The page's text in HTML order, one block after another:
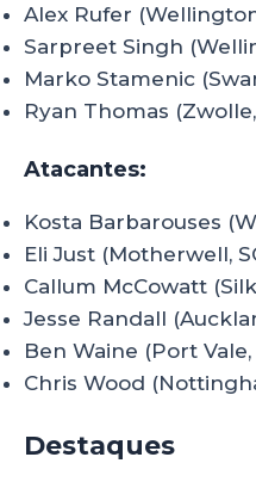
Alex Rufer
Sarpreet Singh
Marko Stamenic
Ryan Thomas
Atacantes:
Kosta Barbarouses
Eli Just (Motherwell,
Callum McCowatt
Jesse Randall
Ben Waine (Port Vale,
Chris Wood
Destaques